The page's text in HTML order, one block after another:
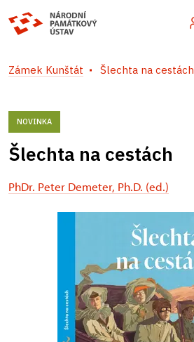
Zámek Kunštát Šlechta na cestách
NOVINKA
Šlechta na cestách
PhDr. Peter Demeter, Ph.D. (ed.)